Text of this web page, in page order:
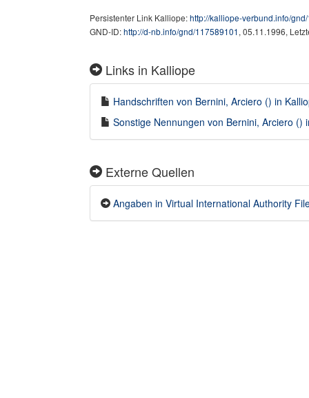
Persistenter Link Kalliope:http://kalliope-verbund.info/
GND-ID:http://d-nb.info/gnd/117589101, 05.11.1996,
Links in Kalliope
Handschriften von Bernini, Arciero () in
Sonstige Nennungen von Bernini, Arciero ()
Externe Quellen
Angaben in Virtual International Authority